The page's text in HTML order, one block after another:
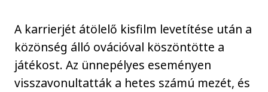
A karrierjét átölelő kisfilm levetítése után a
közönség álló ovációval köszöntötte a
játékost. Az ünnepélyes eseményen
visszavonultatták a hetes számú mezét, és